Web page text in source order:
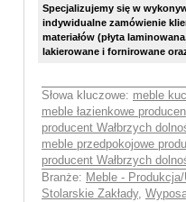
Specjalizujemy się w
indywidualne zamówienie
materiałów (płyta
lakierowane i fornirowane
Słowa kluczowe: meble
meble łazienkowe
producent Wałbrzych
meble przedpokojowe
producent Wałbrzych
Branże: Meble - Produkcja/
Stolarskie Zakłady,